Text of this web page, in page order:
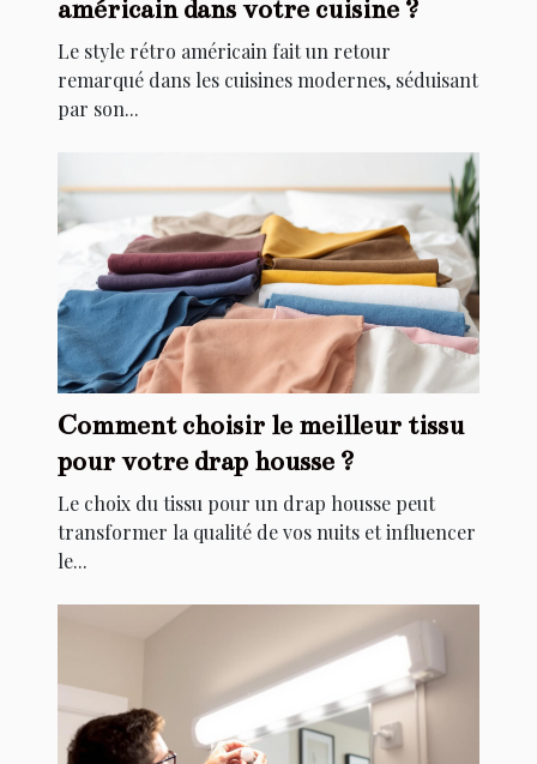
américain dans votre cuisine ?
Le style rétro américain fait un retour
remarqué dans les cuisines modernes, séduisant
par son...
Comment choisir le meilleur tissu
pour votre drap housse ?
Le choix du tissu pour un drap housse peut
transformer la qualité de vos nuits et influencer
le...